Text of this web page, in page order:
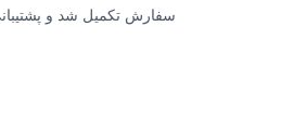
سفارش تکمیل شد و